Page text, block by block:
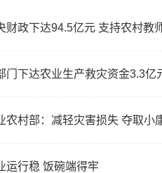
财政下达94.5亿元 支持农村教
门下达农业生产救灾资金3.3亿
农村部：减轻灾害损失 夺取小
运行稳 饭碗端得牢